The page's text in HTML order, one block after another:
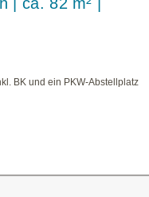
BK und ein PKW-Abstellplatz